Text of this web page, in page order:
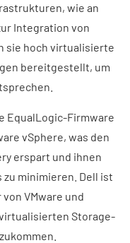
wie an
Integration von
sie hoch virtualisierte
bereitgestellt, um
EqualLogic-Firmware
vSphere, was den
erspart und ihnen
minimieren. Dell ist
VMware und
Storage-